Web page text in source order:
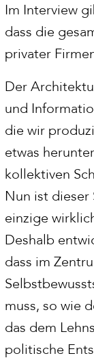
Im Interview
dass die
privater
Der
und
die wir
etwas
kollektiven
Nun ist dieser
einzige
Deshalb
dass im
muss, so wie
das dem
politische